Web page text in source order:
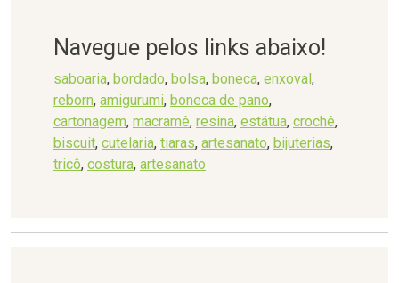
Navegue pelos links abaixo!
saboaria, bordado, bolsa, boneca, enxoval,
reborn, amigurumi, boneca de pano,
cartonagem, macramê, resina, estátua, crochê,
biscuit, cutelaria, tiaras, artesanato, bijuterias,
tricô, costura, artesanato